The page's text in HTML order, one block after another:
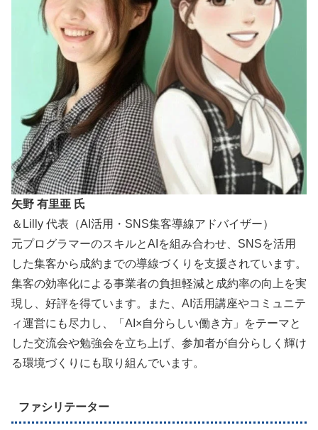
矢野 有里亜 氏
＆Lilly 代表（AI活用・SNS集客導線アドバイザー）
元プログラマーのスキルとAIを組み合わせ、SNSを活用
した集客から成約までの導線づくりを支援されています。
集客の効率化による事業者の負担軽減と成約率の向上を実
現し、好評を得ています。また、AI活用講座やコミュニテ
ィ運営にも尽力し、「AI×自分らしい働き方」をテーマと
した交流会や勉強会を立ち上げ、参加者が自分らしく輝け
る環境づくりにも取り組んでいます。
ファシリテーター